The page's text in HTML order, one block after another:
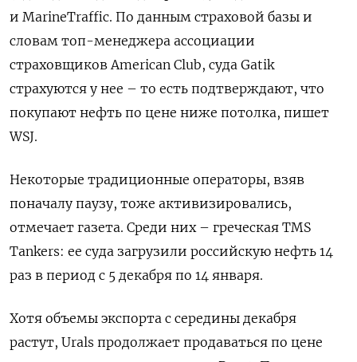
и MarineTraffic. По данным страховой базы и
словам топ-менеджера ассоциации
страховщиков American Club, суда Gatik
страхуются у нее – то есть подтверждают, что
покупают нефть по цене ниже потолка, пишет
WSJ.
Некоторые традиционные операторы, взяв
поначалу паузу, тоже активизировались,
отмечает газета. Среди них – греческая TMS
Tankers: ее суда загрузили российскую нефть 14
раз в период с 5 декабря по 14 января.
Хотя объемы экспорта с середины декабря
растут, Urals продолжает продаваться по цене